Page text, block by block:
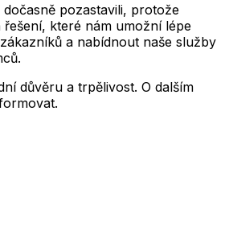
pozastavili, protože
které nám umožní lépe
a nabídnout naše služby
důvěru a trpělivost. O dalším